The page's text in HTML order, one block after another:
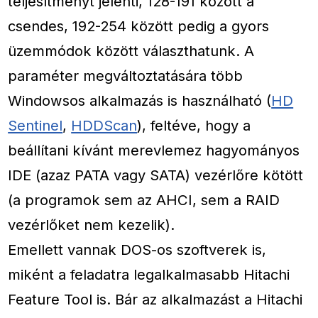
csendes, 192-254 között pedig a gyors
üzemmódok között választhatunk. A
paraméter megváltoztatására több
Windowsos alkalmazás is használható (HD
Sentinel, HDDScan), feltéve, hogy a
beállítani kívánt merevlemez hagyományos
IDE (azaz PATA vagy SATA) vezérlőre kötött
(a programok sem az AHCI, sem a RAID
vezérlőket nem kezelik).
Emellett vannak DOS-os szoftverek is,
miként a feladatra legalkalmasabb Hitachi
Feature Tool is. Bár az alkalmazást a Hitachi